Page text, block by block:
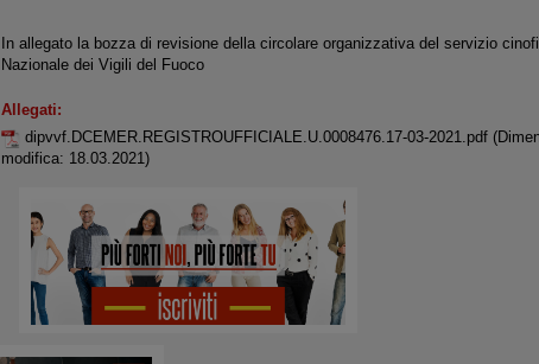
In allegato la bozza di revisione della circolare organizzativa del servizio
Nazionale dei Vigili del Fuoco
Allegati:
dipvvf.DCEMER.REGISTROUFFICIALE.U.0008476.17-03-2021.pdf
modifica: 18.03.2021)